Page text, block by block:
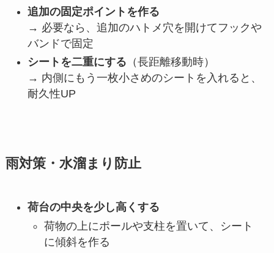
追加の固定ポイントを作る
→ 必要なら、追加のハトメ穴を開けてフックや
バンドで固定
シートを二重にする （長距離移動時）
→ 内側にもう一枚小さめのシートを入れると、
耐久性UP
雨対策・水溜まり防止
荷台の中央を少し高くする
荷物の上にポールや支柱を置いて、シート
に傾斜を作る